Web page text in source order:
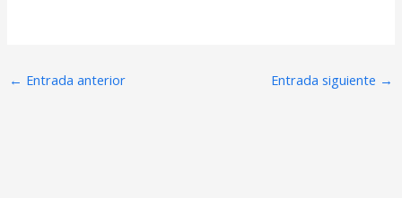
← Entrada anterior Entrada siguiente →